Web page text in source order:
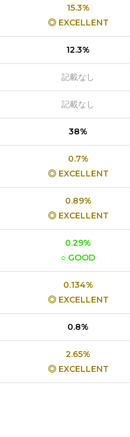
15.3%
◎ EXCELLENT
12.3%
記載なし
記載なし
38%
0.7%
◎ EXCELLENT
0.89%
◎ EXCELLENT
0.29%
○ GOOD
0.134%
◎ EXCELLENT
0.8%
2.65%
◎ EXCELLENT